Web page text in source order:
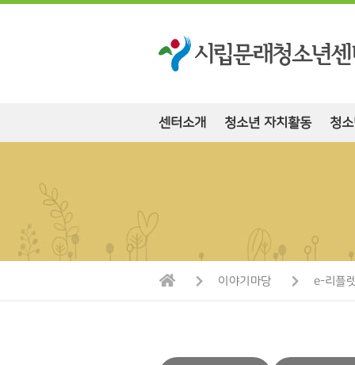
센터소개 청소년 자치활동 청
이야기마당 e-리플